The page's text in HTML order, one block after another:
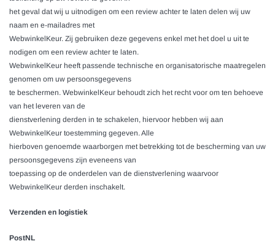
het geval dat wij u uitnodigen om een review achter te laten delen wij uw
naam en e-mailadres met
WebwinkelKeur. Zij gebruiken deze gegevens enkel met het doel u uit te
nodigen om een review achter te laten.
WebwinkelKeur heeft passende technische en organisatorische maatregelen
genomen om uw persoonsgegevens
te beschermen. WebwinkelKeur behoudt zich het recht voor om ten behoeve
van het leveren van de
dienstverlening derden in te schakelen, hiervoor hebben wij aan
WebwinkelKeur toestemming gegeven. Alle
hierboven genoemde waarborgen met betrekking tot de bescherming van uw
persoonsgegevens zijn eveneens van
toepassing op de onderdelen van de dienstverlening waarvoor
WebwinkelKeur derden inschakelt.
Verzenden en logistiek
PostNL